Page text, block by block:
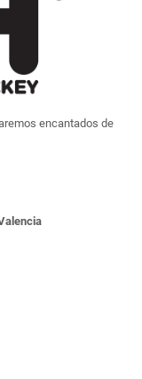
encantados de